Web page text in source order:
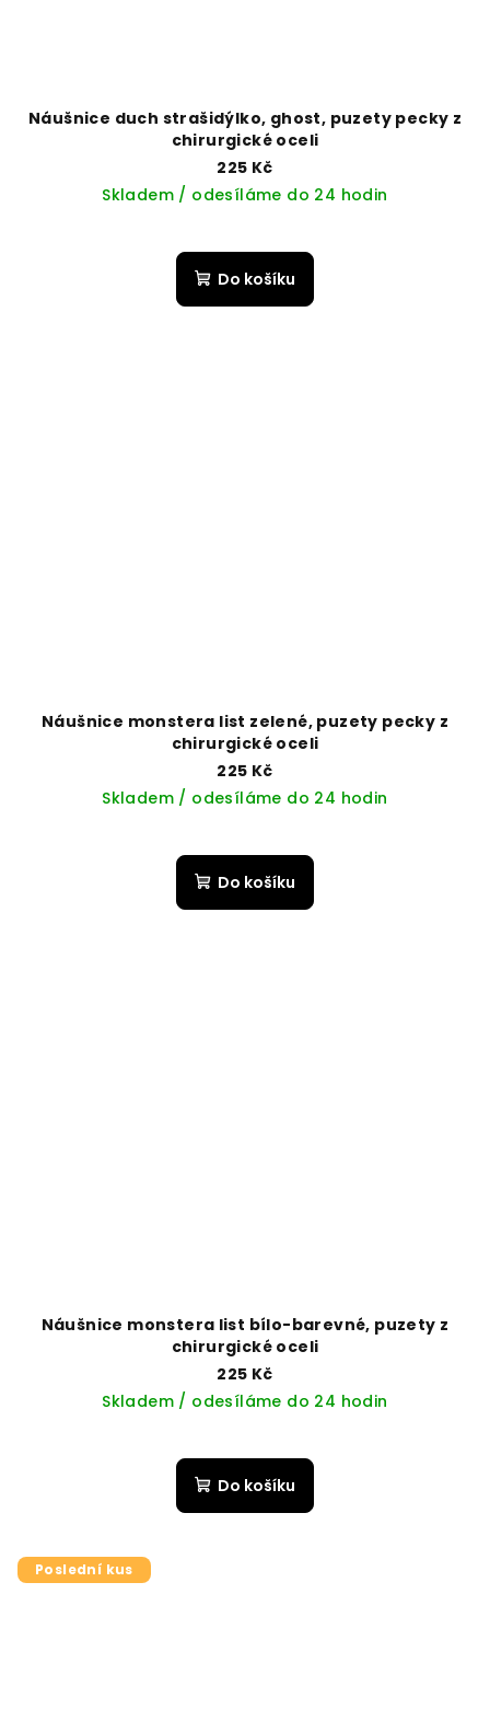
Náušnice duch strašidýlko, ghost, puzety pecky z
chirurgické oceli
225 Kč
Skladem / odesíláme do 24 hodin
Do košíku
Náušnice monstera list zelené, puzety pecky z
chirurgické oceli
225 Kč
Skladem / odesíláme do 24 hodin
Do košíku
Náušnice monstera list bílo-barevné, puzety z
chirurgické oceli
225 Kč
Skladem / odesíláme do 24 hodin
Do košíku
Poslední kus